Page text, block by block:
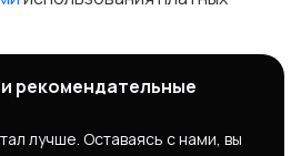
Правила сервиса
Пользовательское
товары/услуги
Партнерская программа
рекомендательные
лучше. Оставаясь с нами, вы